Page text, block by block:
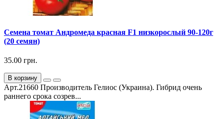
Семена томат Андромеда красная F1 низкорослый 90-120г
(20 семян)
35.00 грн.
В корзину
Арт.21660 Производитель Гелиос (Украина). Гибрид очень
раннего срока созрев...